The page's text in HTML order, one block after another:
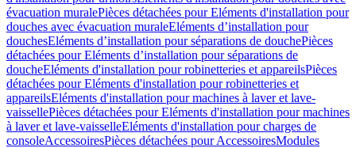
évacuation muralePièces détachées pour Eléments d'installation pour
douches avec évacuation muraleEléments d’installation pour
douchesEléments d’installation pour séparations de douchePièces
détachées pour Eléments d’installation pour séparations de
doucheEléments d'installation pour robinetteries et appareilsPièces
détachées pour Eléments d'installation pour robinetteries et
appareilsEléments d'installation pour machines à laver et lave-
vaissellePièces détachées pour Eléments d'installation pour machines
à laver et lave-vaisselleEléments d'installation pour charges de
consoleAccessoiresPièces détachées pour AccessoiresModules